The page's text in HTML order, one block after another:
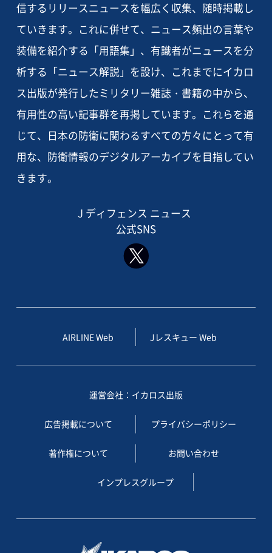
信するリリースニュースを幅広く収集、随時掲載し
ていきます。これに併せて、ニュース頻出の言葉や
装備を紹介する「用語集」、有識者がニュースを分
析する「ニュース解説」を設け、これまでにイカロ
ス出版が発行したミリタリー雑誌・書籍の中から、
有用性の高い記事群を再掲しています。これらを通
じて、日本の防衛に関わるすべての方々にとって有
用な、防衛情報のデジタルアーカイブを目指してい
きます。
J ディフェンス ニュース
公式SNS
AIRLINE Web Jレスキュー Web
運営会社：イカロス出版
広告掲載について プライバシーポリシー
著作権について お問い合わせ
インプレスグループ